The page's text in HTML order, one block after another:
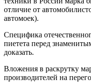
отличие от
автомоек).
Специфика
пиетета перед
доказать.
Вложения в раскрутку
производителей на